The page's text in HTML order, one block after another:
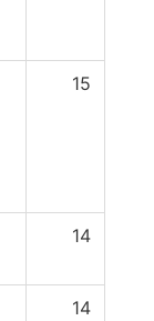
15
14
14